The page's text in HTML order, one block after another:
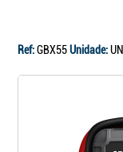
Ref:GBX55Unidade:UNI